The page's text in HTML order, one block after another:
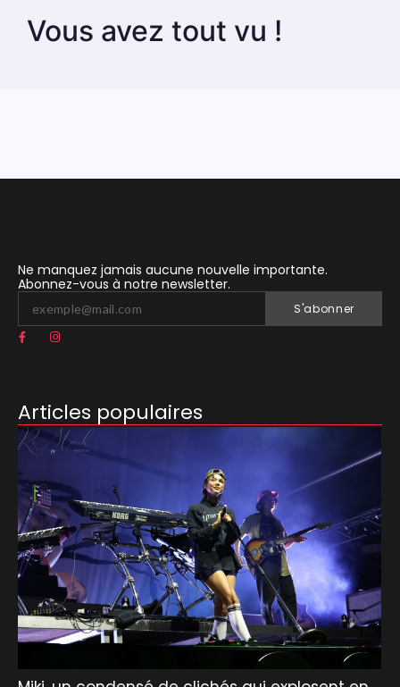
Vous avez tout vu !
Ne manquez jamais aucune nouvelle importante.
Abonnez-vous à notre newsletter.
S'abonner
Articles populaires